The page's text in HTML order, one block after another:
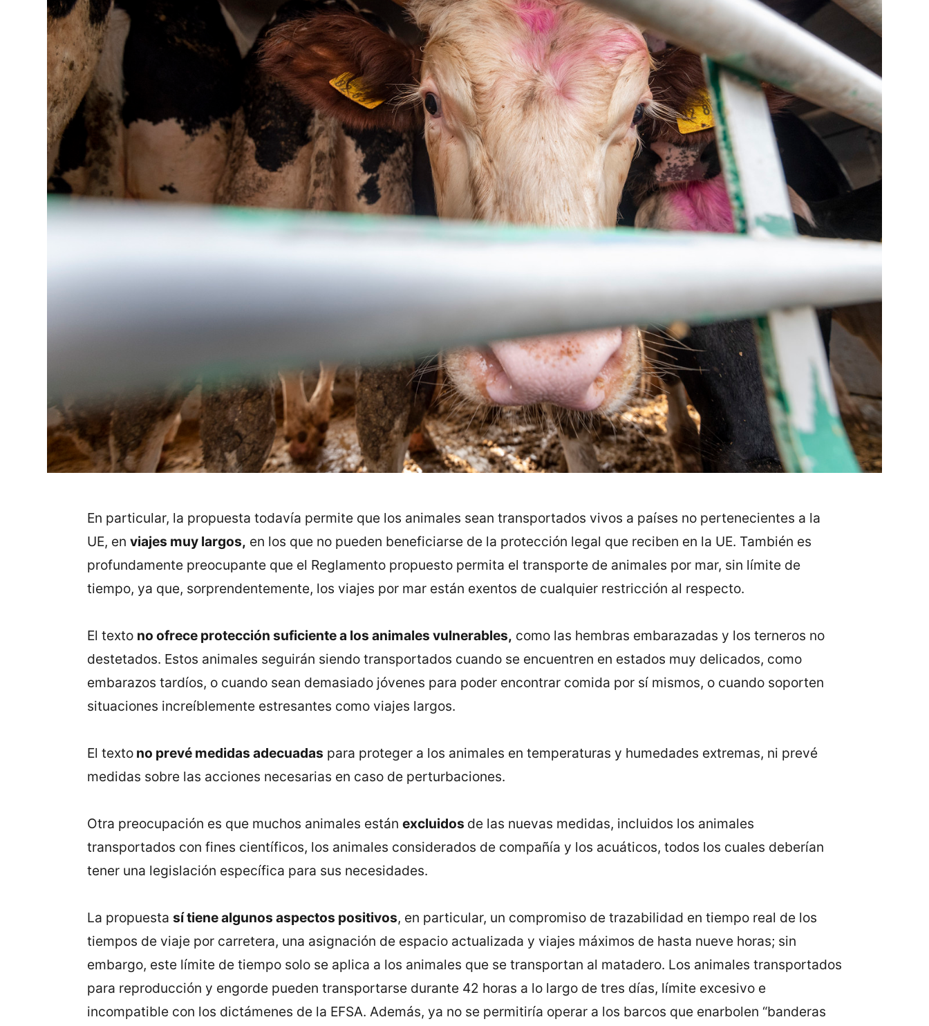
En particular, la propuesta todavía permite que los animales sean transportados vivos a países no pertenecientes a la
UE, en viajes muy largos, en los que no pueden beneficiarse de la protección legal que reciben en la UE. También es
profundamente preocupante que el Reglamento propuesto permita el transporte de animales por mar, sin límite de
tiempo, ya que, sorprendentemente, los viajes por mar están exentos de cualquier restricción al respecto.
El texto no ofrece protección suficiente a los animales vulnerables, como las hembras embarazadas y los terneros no
destetados. Estos animales seguirán siendo transportados cuando se encuentren en estados muy delicados, como
embarazos tardíos, o cuando sean demasiado jóvenes para poder encontrar comida por sí mismos, o cuando soporten
situaciones increíblemente estresantes como viajes largos.
El textono prevé medidas adecuadas para proteger a los animales en temperaturas y humedades extremas, ni prevé
medidas sobre las acciones necesarias en caso de perturbaciones.
Otra preocupación es que muchos animales están excluidos de las nuevas medidas, incluidos los animales
transportados con fines científicos, los animales considerados de compañía y los acuáticos, todos los cuales deberían
tener una legislación específica para sus necesidades.
La propuesta sí tiene algunos aspectos positivos, en particular, un compromiso de trazabilidad en tiempo real de los
tiempos de viaje por carretera, una asignación de espacio actualizada y viajes máximos de hasta nueve horas; sin
embargo, este límite de tiempo solo se aplica a los animales que se transportan al matadero. Los animales transportados
para reproducción y engorde pueden transportarse durante 42 horas a lo largo de tres días, límite excesivo e
incompatible con los dictámenes de la EFSA. Además, ya no se permitiría operar a los barcos que enarbolen “banderas